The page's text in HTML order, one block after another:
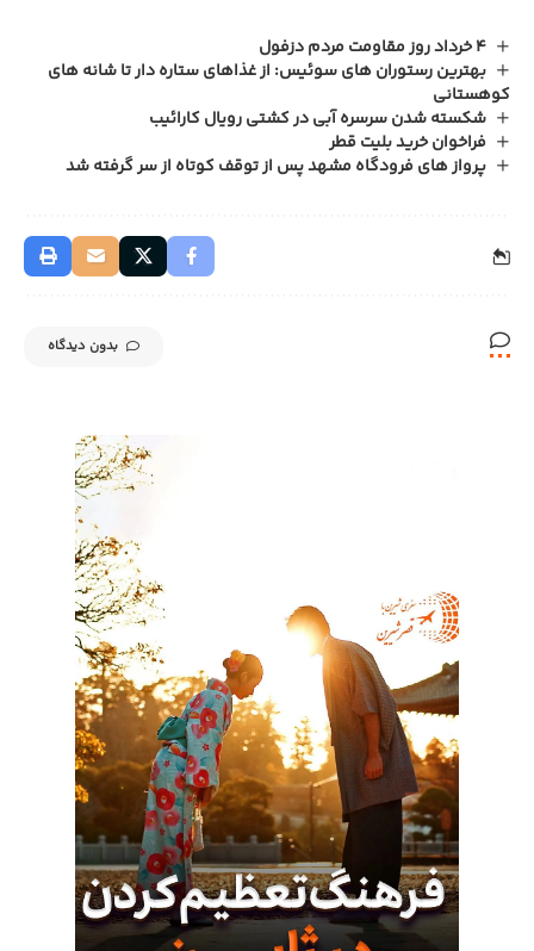
4 خرداد روز مقاومت مردم دزفول
بهترین رستوران های سوئیس: از غذاهای ستاره دار تا شانه های
کوهستانی
شکسته شدن سرسره آبی در کشتی رویال کارائیب
فراخوان خرید بلیت قطر
پرواز های فرودگاه مشهد پس از توقف کوتاه از سر گرفته شد
بدون دیدگاه